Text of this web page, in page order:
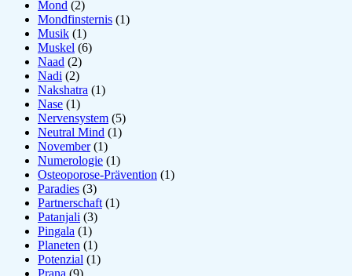
Mond (2)
Mondfinsternis (1)
Musik (1)
Muskel (6)
Naad (2)
Nadi (2)
Nakshatra (1)
Nase (1)
Nervensystem (5)
Neutral Mind (1)
November(1)
Numerologie (1)
Osteoporose-Prävention (1)
Paradies (3)
Partnerschaft (1)
Patanjali (3)
Pingala (1)
Planeten (1)
Potenzial (1)